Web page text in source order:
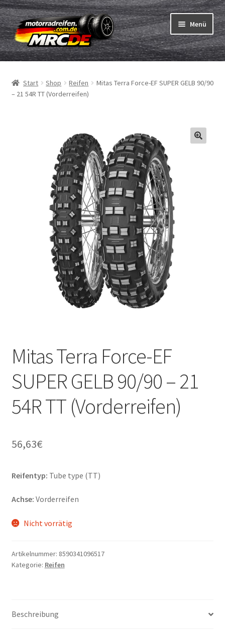
Zur
Navigation
springen
Zum
Inhalt
springen
Menü
Reifen
Schläuche
Start Shop Reifen
Mitas Terra Force-EF SUPER GELB 90/90
– 21 54R TT (Vorderreifen)
Mitas Terra Force-EF
SUPER GELB 90/90 – 21
54R TT (Vorderreifen)
56,63€
Reifentyp: Tube type (TT)
Achse: Vorderreifen
Nicht vorrätig
Artikelnummer: 8590341096517
Kategorie: Reifen
Beschreibung